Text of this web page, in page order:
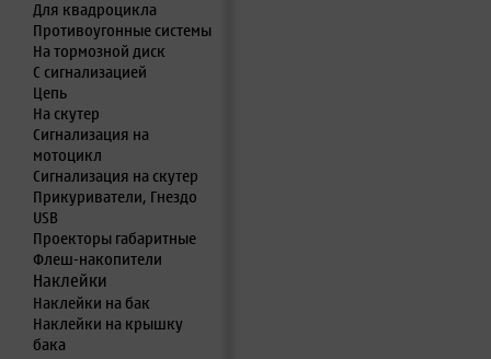
Для квадроцикла
Противоугонные системы
На тормозной диск
С сигнализацией
Цепь
На скутер
Сигнализация на
мотоцикл
Сигнализация на скутер
Прикуриватели, Гнездо
USB
Проекторы габаритные
Флеш-накопители
Наклейки
Наклейки на бак
Наклейки на крышку
бака